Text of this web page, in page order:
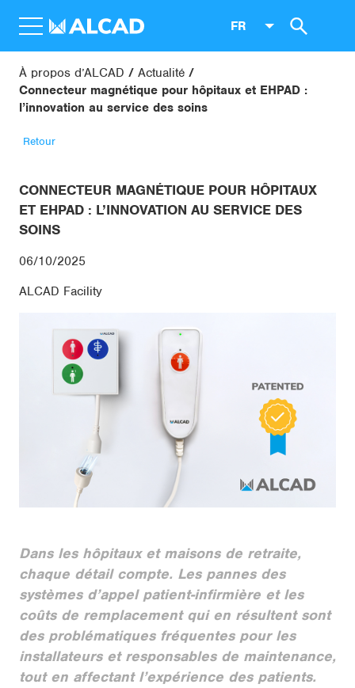
FR
À propos d’ALCAD
Actualité
Connecteur magnétique pour hôpitaux et EHPAD :
l’innovation au service des soins
Retour
CONNECTEUR MAGNÉTIQUE POUR HÔPITAUX
ET EHPAD : L’INNOVATION AU SERVICE DES
SOINS
06/10/2025
ALCAD Facility
Dans les hôpitaux et maisons de retraite,
chaque détail compte. Les pannes des
systèmes d’appel patient-infirmière et les
coûts de remplacement qui en résultent sont
des problématiques fréquentes pour les
installateurs et responsables de maintenance,
tout en affectant l’expérience des patients.